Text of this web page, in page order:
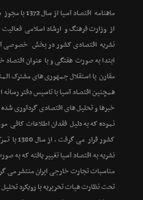
ماهنامه اقتصاد آسیا از سال 1372 با مجوز شماره 124/5138
از وزارت فرهنگ و ارشاد اسلامی
نشریه اقتصادی کشور در بخش خصوصی
ابتدا به صورت هفتگی و با عنوان اقتصاد
مقارن با استقلال جمهوری های مشترک
همچنین اقتصاد آسیا با تاسیس دفتر
خبرها و تحلیل های اقتصادی گردآوری شده
نموده که به دلیل فقدان اطلاعات کافی
کشور قرار می گرفت . از سال 1380 با تمرکز بر اقتصاد منطقه نام این
نشریه به اقتصاد آسیا تغییر یافته که به
مناسبات تجارت خارجی ایران منتشر می
تحت نظارت هیات تحریریه با رویکرد